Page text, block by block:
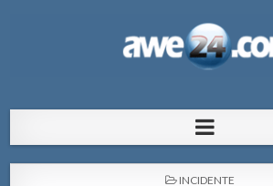
pa Aruba
POSTED
INCIDENTE